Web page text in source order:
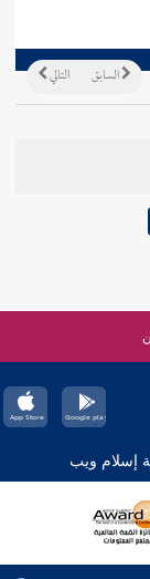
التالي السابق